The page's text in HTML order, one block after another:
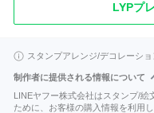
LYPプ
スタンプアレンジ/デコレーシ
制作者に提供される情報について
LINEヤフー株式会社はスタンプ/
ために、お客様の購入情報を利用し